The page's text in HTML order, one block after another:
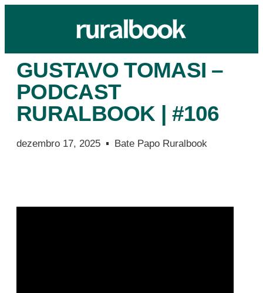
GUSTAVO TOMASI –
PODCAST
RURALBOOK | #106
dezembro 17, 2025 Bate Papo Ruralbook